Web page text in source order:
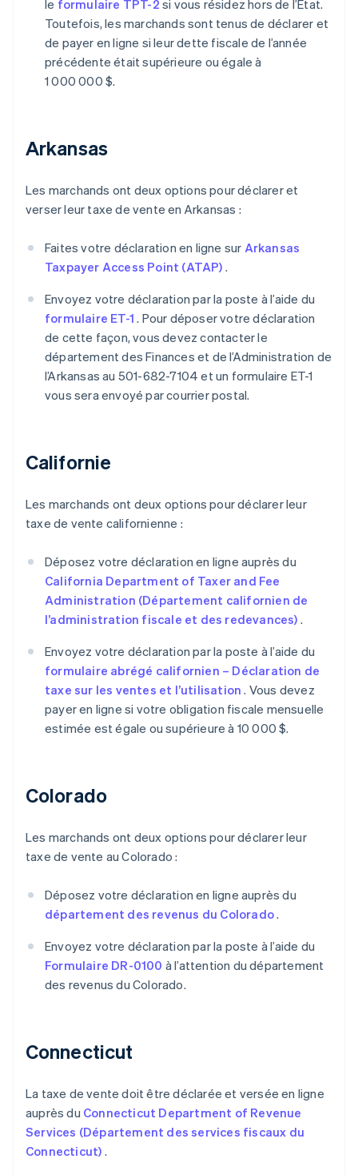
le formulaire TPT-2si vous résidez hors de l’État.
Toutefois, les marchands sont tenus de déclarer et
de payer en ligne si leur dette fiscale de l’année
précédente était supérieure ou égale à
1 000 000 $.
Arkansas
Les marchands ont deux options pour déclarer et
verser leur taxe de vente en Arkansas :
Faites votre déclaration en ligne sur Arkansas
Taxpayer Access Point (ATAP) .
Envoyez votre déclaration par la poste à l’aide du
formulaire ET-1. Pour déposer votre déclaration
de cette façon, vous devez contacter le
département des Finances et de l’Administration de
l’Arkansas au 501-682-7104 et un formulaire ET-1
vous sera envoyé par courrier postal.
Californie
Les marchands ont deux options pour déclarer leur
taxe de vente californienne :
Déposez votre déclaration en ligne auprès du
California Department of Taxer and Fee
Administration (Département californien de
l’administration fiscale et des redevances) .
Envoyez votre déclaration par la poste à l’aide du
formulaire abrégé californien – Déclaration de
taxe sur les ventes et l’utilisation. Vous devez
payer en ligne si votre obligation fiscale mensuelle
estimée est égale ou supérieure à 10 000 $.
Colorado
Les marchands ont deux options pour déclarer leur
taxe de vente au Colorado :
Déposez votre déclaration en ligne auprès du
département des revenus du Colorado.
Envoyez votre déclaration par la poste à l’aide du
Formulaire DR-0100 à l’attention du département
des revenus du Colorado.
Connecticut
La taxe de vente doit être déclarée et versée en ligne
auprès du Connecticut Department of Revenue
Services (Département des services fiscaux du
Connecticut) .